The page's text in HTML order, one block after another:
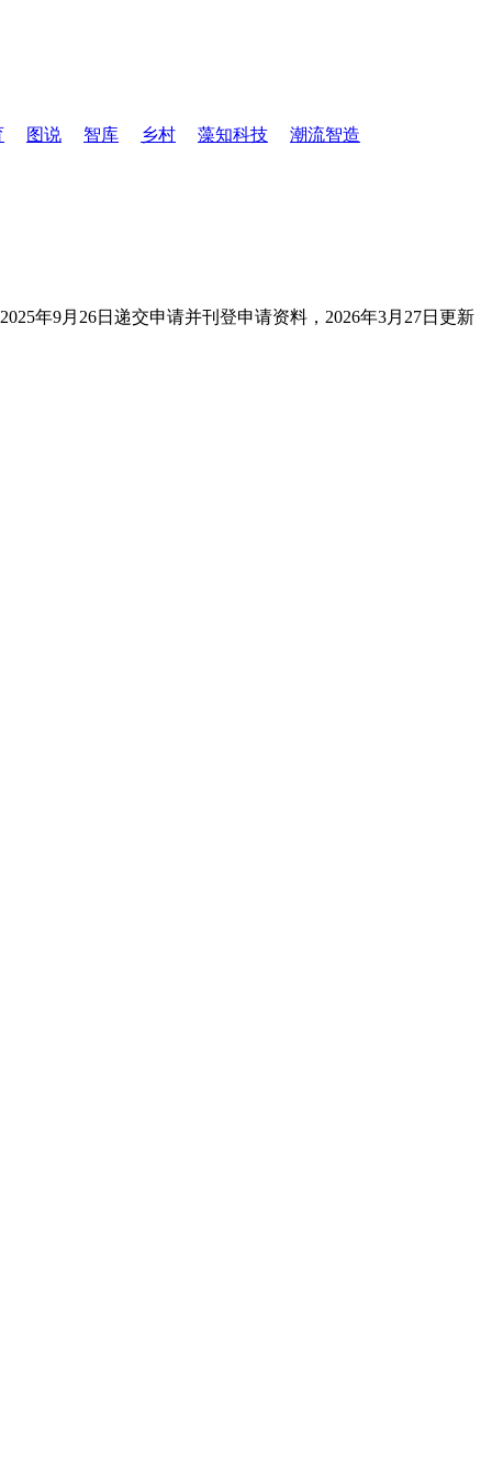
图说 智库 乡村 藻知科技 潮流智造
年9月26日递交申请并刊登申请资料，2026年3月27日更新